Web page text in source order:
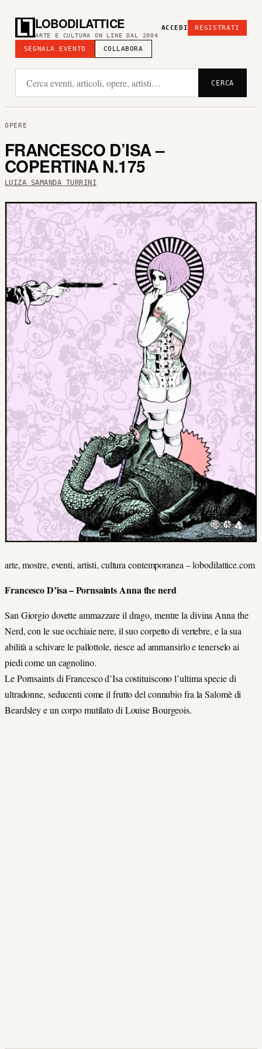
LOBODILATTICE
ARTE E CULTURA ON LINE DAL 2004
SEGNALA EVENTO COLLABORA
ACCEDI REGISTRATI
CERCA
OPERE
FRANCESCO D’ISA –
COPERTINA N.175
LUIZA SAMANDA TURRINI
arte, mostre, eventi, artisti, cultura contemporanea – lobodilattice.com
Francesco D’isa – Pornsaints Anna the nerd
San Giorgio dovette ammazzare il drago, mentre la divina Anna the
Nerd, con le sue occhiaie nere, il suo corpetto di vertebre, e la sua
abilità a schivare le pallottole, riesce ad ammansirlo e tenerselo ai
piedi come un cagnolino.
Le Pornsaints di Francesco d’Isa costituiscono l’ultima specie di
ultradonne, seducenti come il frutto del connubio fra la Salomè di
Beardsley e un corpo mutilato di Louise Bourgeois.